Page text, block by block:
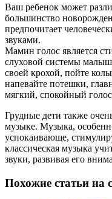
Ваш ребенок может
большинство
предпочитает
звуками.
Мамин голос является
слуховой системы
своей крохой, пойте
напевайте потешки,
мягкий, спокойный
Грудные дети также
музыке. Музыка,
успокаивающе,
классическая музыка
звуки, развивая его
Похожие статьи на